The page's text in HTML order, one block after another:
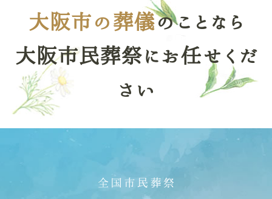
大阪市の葬儀のことなら
大阪市民葬祭にお任せくだ
さい